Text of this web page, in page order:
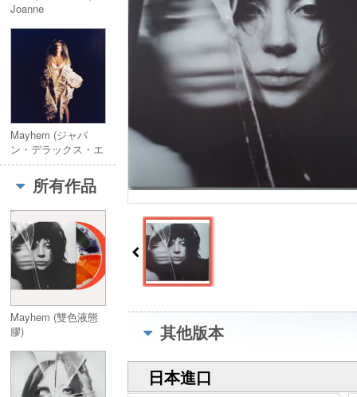
Joanne
Mayhem (ジャパ
ン・デラックス・エ
ディションCD)
所有作品
Mayhem (雙色液態
膠)
其他版本
日本進口